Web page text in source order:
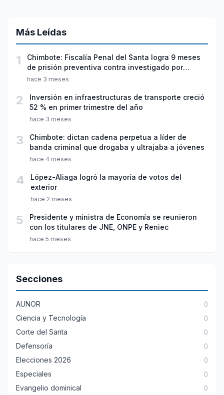
Más Leídas
1
Chimbote: Fiscalía Penal del Santa logra 9 meses
de prisión preventiva contra investigado por
violación sexual y tentativa de feminicidio
hace 3 meses
2
Inversión en infraestructuras de transporte creció
52 % en primer trimestre del año
hace 3 meses
3
Chimbote: dictan cadena perpetua a líder de
banda criminal que drogaba y ultrajaba a jóvenes
hace 4 meses
4
López-Aliaga logró la mayoría de votos del
exterior
hace 2 meses
5
Presidente y ministra de Economía se reunieron
con los titulares de JNE, ONPE y Reniec
hace 5 meses
Secciones
AUNOR ()
Ciencia y Tecnología ()
Corte del Santa ()
Defensoría ()
Elecciones 2026 ()
Especiales ()
Evangelio dominical ()